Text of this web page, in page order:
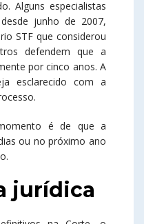
Alguns especialistas
junho de 2007,
STF que considerou
defendem que a
por cinco anos. A
esclarecido com a
é de que a
ou no próximo ano
jurídica